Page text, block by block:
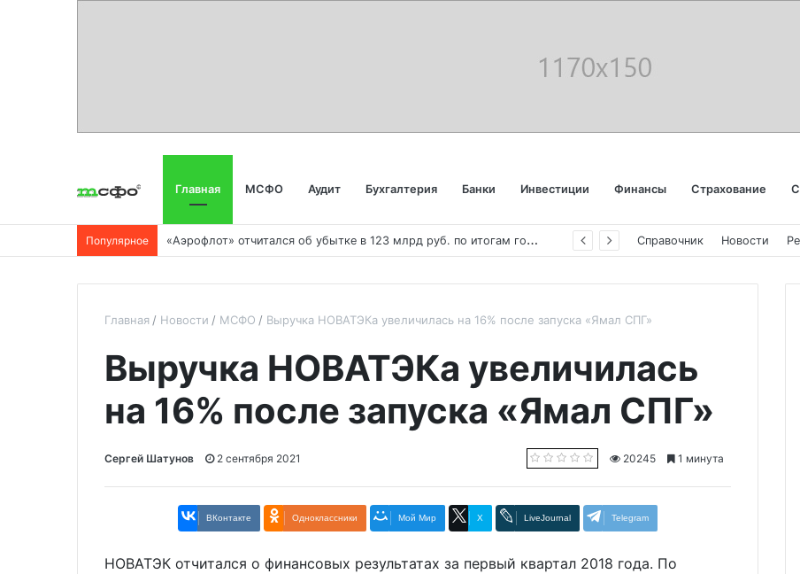
Главная МСФО Аудит Бухгалтерия Банки Инвестиции Финансы Страхование
Популярное «
Аэрофлот» отчитался об убытке в 123 млрд руб. по итогам года пандемии Справочник Новости
Главная Новости МСФО Выручка НОВАТЭКа увеличилась на 16% после запуска «Ямал СПГ»
Выручка НОВАТЭКа увеличилась
на 16% после запуска «Ямал СПГ»
Сергей Шатунов 2 сентября 2021 20245 1 минута
ВКонтакте Одноклассники Мой Мир X LiveJournal Telegram
НОВАТЭК отчитался о финансовых результатах за первый квартал 2018 года. По